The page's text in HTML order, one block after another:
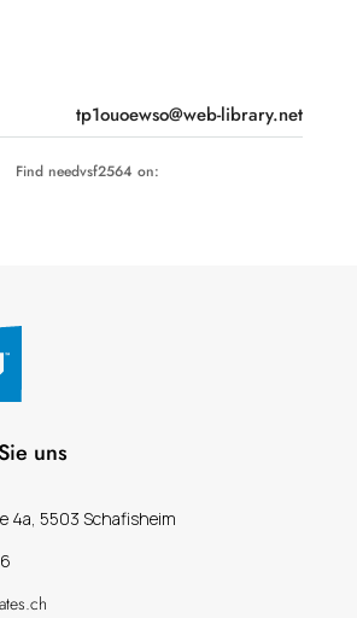
tp1ouoewso@web-library.net
Find needvsf2564 on:
uns
4a, 5503 Schafisheim